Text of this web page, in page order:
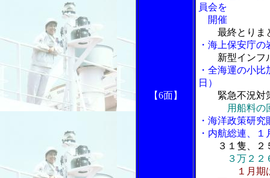
【6面】
員会を
開催
最終とりま
・海上保安庁
新型インフ
・全海運の小
日）
緊急不況対
用船料の
・海洋政策研
・内航総連、
３１隻、
３万２
１月期